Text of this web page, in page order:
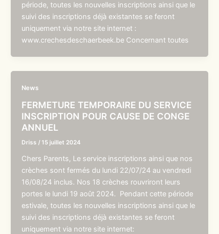
période, toutes les nouvelles inscriptions ainsi que le
suivi des inscriptions déjà existantes se feront
uniquement via notre site internet :
www.crechesdeschaerbeek.be Concernant toutes
News
FERMETURE TEMPORAIRE DU SERVICE
INSCRIPTION POUR CAUSE DE CONGE
ANNUEL
Driss /15 juillet 2024
Chers Parents, Le service inscriptions ainsi que nos
crèches sont fermés du lundi 22/07/24 au vendredi
16/08/24 inclus. Nos 18 crèches rouvriront leurs
portes le lundi 19 août 2024. Pendant cette période
estivale, toutes les nouvelles inscriptions ainsi que le
suivi des inscriptions déjà existantes se feront
uniquement via notre site internet: